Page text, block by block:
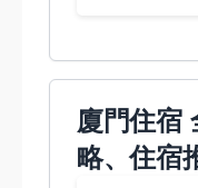
廈門住宿
略、住宿